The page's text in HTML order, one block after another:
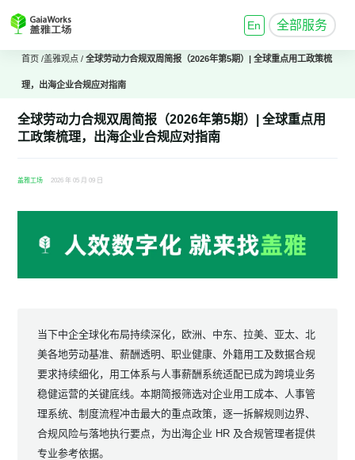
En 全部服务
首页 /盖雅观点 /全球劳动力合规双周简报（2026年第5期）| 全球重点用工政策梳
理，出海企业合规应对指南
全球劳动力合规双周简报（2026年第5期）| 全球重点用
工政策梳理，出海企业合规应对指南
盖雅工场 2026 年 05 月 09 日
当下中企全球化布局持续深化，欧洲、中东、拉美、亚太、北
美各地劳动基准、薪酬透明、职业健康、外籍用工及数据合规
要求持续细化，用工体系与人事薪酬系统适配已成为跨境业务
稳健运营的关键底线。本期简报筛选对企业用工成本、
人事管
理系统、制度流程冲击最大的重点政策，逐一拆解规则边界、
合规风险与落地执行要点，为出海企业 HR 及合规管理者提供
专业参考依据。